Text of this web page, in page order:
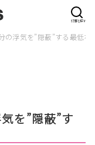
の浮気を”隠蔽”する最低な
を”隠蔽”す